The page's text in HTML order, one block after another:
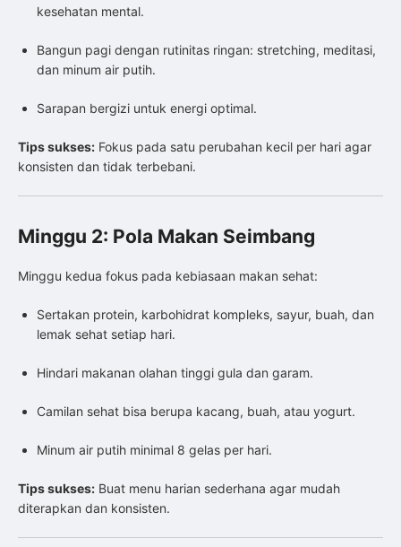
kesehatan mental.
Bangun pagi dengan rutinitas ringan: stretching, meditasi,
dan minum air putih.
Sarapan bergizi untuk energi optimal.
Tips sukses: Fokus pada satu perubahan kecil per hari agar
konsisten dan tidak terbebani.
Minggu 2: Pola Makan Seimbang
Minggu kedua fokus pada kebiasaan makan sehat:
Sertakan protein, karbohidrat kompleks, sayur, buah, dan
lemak sehat setiap hari.
Hindari makanan olahan tinggi gula dan garam.
Camilan sehat bisa berupa kacang, buah, atau yogurt.
Minum air putih minimal 8 gelas per hari.
Tips sukses: Buat menu harian sederhana agar mudah
diterapkan dan konsisten.